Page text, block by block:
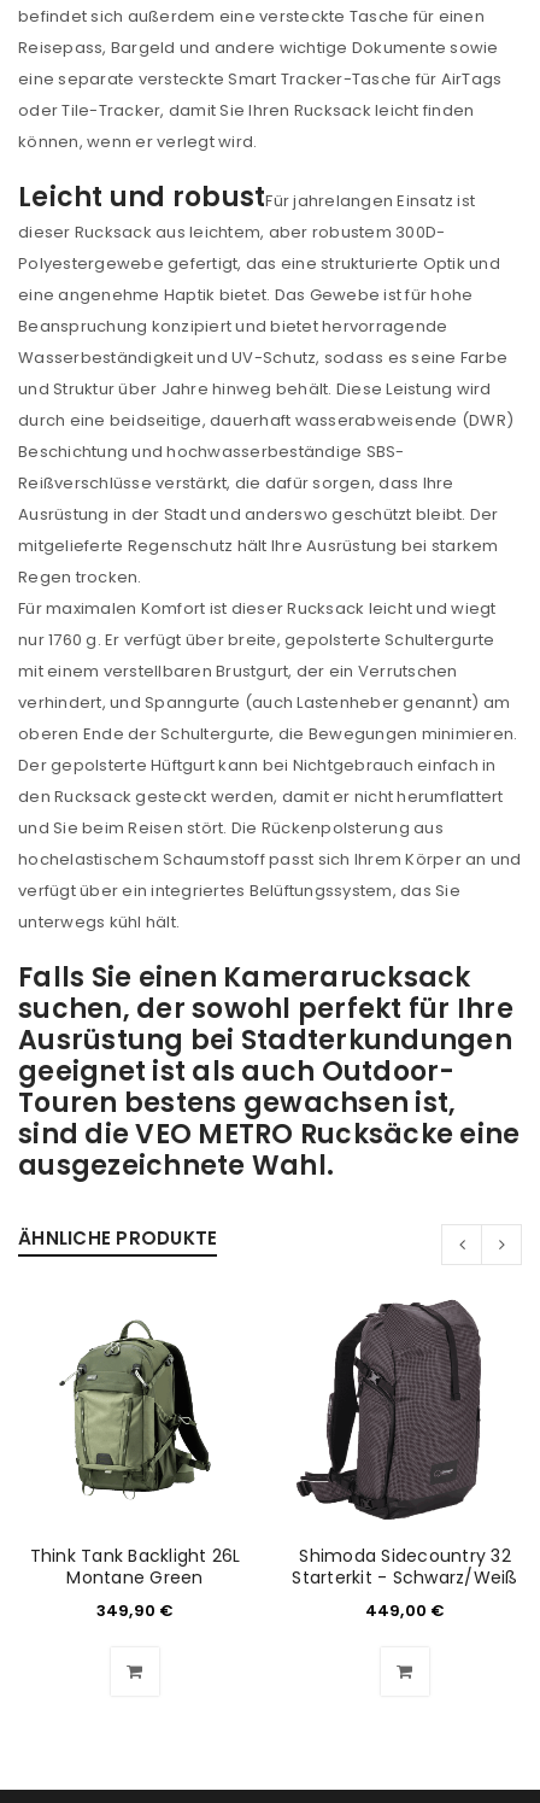
REGISTRIEREN
E-Mail-Adresse *
Ein Link zum Erstellen eines neuen Passworts wird an
deine E-Mail-Adresse gesendet.
NEWSLETTER ABONNIEREN
Please select all the ways you would like to hear from
Ich stimme zu
Ja, ich möchte ein Kundenkonto eröffnen und
akzeptiere dieDatenschutzerklärung. *
REGISTRIEREN
befindet sich außerdem eine versteckte Tasche für einen
Reisepass, Bargeld und andere wichtige Dokumente sowie
eine separate versteckte Smart Tracker-Tasche für AirTags
oder Tile-Tracker, damit Sie Ihren Rucksack leicht finden
können, wenn er verlegt wird.
Leicht und robustFür jahrelangen Einsatz ist
dieser Rucksack aus leichtem, aber robustem 300D-
Polyestergewebe gefertigt, das eine strukturierte Optik und
eine angenehme Haptik bietet. Das Gewebe ist für hohe
Beanspruchung konzipiert und bietet hervorragende
Wasserbeständigkeit und UV-Schutz, sodass es seine Farbe
und Struktur über Jahre hinweg behält. Diese Leistung wird
durch eine beidseitige, dauerhaft wasserabweisende (DWR)
Beschichtung und hochwasserbeständige SBS-
Reißverschlüsse verstärkt, die dafür sorgen, dass Ihre
Ausrüstung in der Stadt und anderswo geschützt bleibt. Der
mitgelieferte Regenschutz hält Ihre Ausrüstung bei starkem
Regen trocken.
Für maximalen Komfort ist dieser Rucksack leicht und wiegt
nur 1760 g. Er verfügt über breite, gepolsterte Schultergurte
mit einem verstellbaren Brustgurt, der ein Verrutschen
verhindert, und Spanngurte (auch Lastenheber genannt) am
oberen Ende der Schultergurte, die Bewegungen minimieren.
Der gepolsterte Hüftgurt kann bei Nichtgebrauch einfach in
den Rucksack gesteckt werden, damit er nicht herumflattert
und Sie beim Reisen stört. Die Rückenpolsterung aus
hochelastischem Schaumstoff passt sich Ihrem Körper an und
verfügt über ein integriertes Belüftungssystem, das Sie
unterwegs kühl hält.
Falls Sie einen Kamerarucksack
suchen, der sowohl perfekt für Ihre
Ausrüstung bei Stadterkundungen
geeignet ist als auch Outdoor-
Touren bestens gewachsen ist,
sind die VEO METRO Rucksäcke eine
ausgezeichnete Wahl.
ÄHNLICHE PRODUKTE
Think Tank Backlight 26L
Montane Green
349,90 €
Shimoda Sidecountry 32
Starterkit - Schwarz/Weiß
449,00 €